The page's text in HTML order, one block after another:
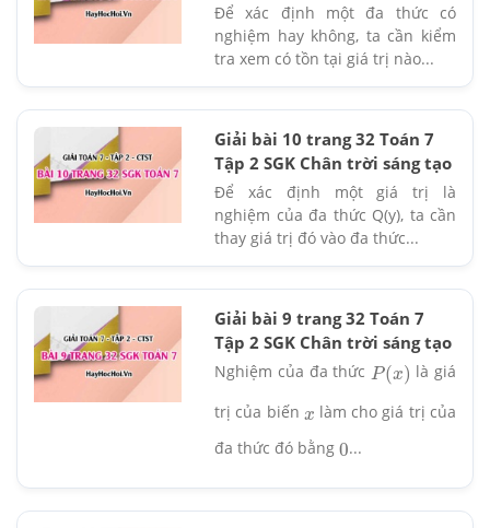
Để xác định một đa thức có
nghiệm hay không, ta cần kiểm
tra xem có tồn tại giá trị nào...
Giải bài 10 trang 32 Toán 7
Tập 2 SGK Chân trời sáng tạo
Để xác định một giá trị là
nghiệm của đa thức Q(y), ta cần
thay giá trị đó vào đa thức...
Giải bài 9 trang 32 Toán 7
Tập 2 SGK Chân trời sáng tạo
Nghiệm của đa thức P(x)
là giá
trị của biến x làm cho giá trị của
đa thức đó bằng 0...